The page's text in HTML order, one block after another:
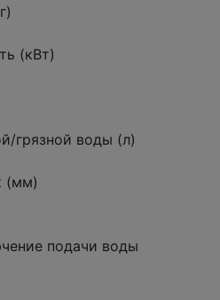
(кВт)
грязной воды (л)
(мм)
подачи воды